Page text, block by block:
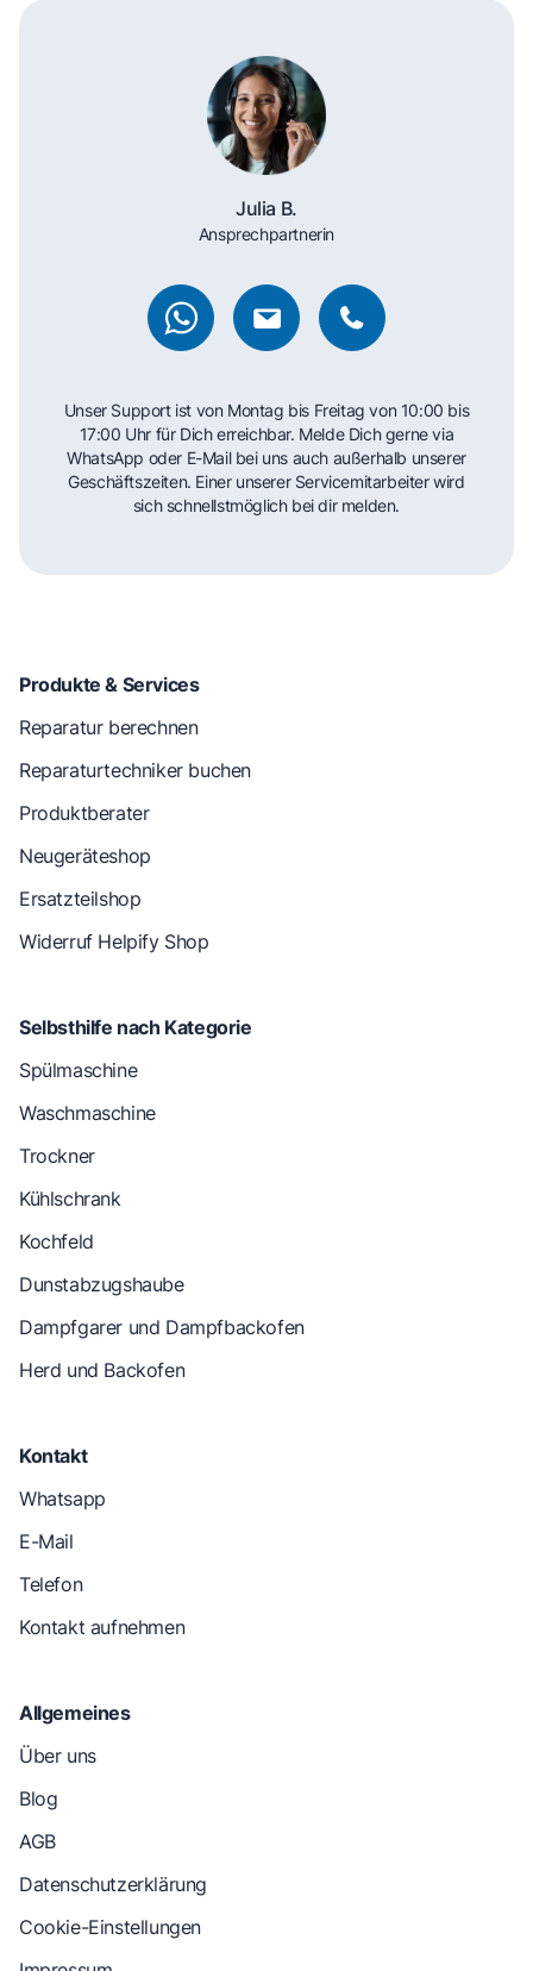
Julia B.
Ansprechpartnerin
Unser Support ist von Montag bis Freitag von 10:00 bis
17:00 Uhr für Dich erreichbar. Melde Dich gerne via
WhatsApp oder E-Mail bei uns auch außerhalb unserer
Geschäftszeiten. Einer unserer Servicemitarbeiter wird
sich schnellstmöglich bei dir melden.
Produkte & Services
Reparatur berechnen
Reparaturtechniker buchen
Produktberater
Neugeräteshop
Ersatzteilshop
Widerruf Helpify Shop
Selbsthilfe nach Kategorie
Spülmaschine
Waschmaschine
Trockner
Kühlschrank
Kochfeld
Dunstabzugshaube
Dampfgarer und Dampfbackofen
Herd und Backofen
Kontakt
Whatsapp
E-Mail
Telefon
Kontakt aufnehmen
Allgemeines
Über uns
Blog
AGB
Datenschutzerklärung
Cookie-Einstellungen